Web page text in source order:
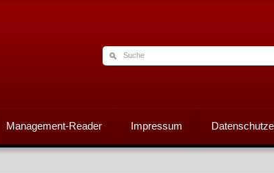
Management-Reader Impressum